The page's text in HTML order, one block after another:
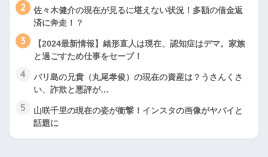
2
佐々木健介の現在が見るに堪えない状況！多額の借金返
済に奔走！？
3
【2024最新情報】緒形直人は現在、認知症はデマ。家族
と過ごすため仕事をセーブ！
4
バリ島の兄貴（丸尾孝俊）の現在の資産は？うさんくさ
い、詐欺と悪評が…
5
山咲千里の現在の姿が衝撃！インスタの画像がヤバイと
話題に